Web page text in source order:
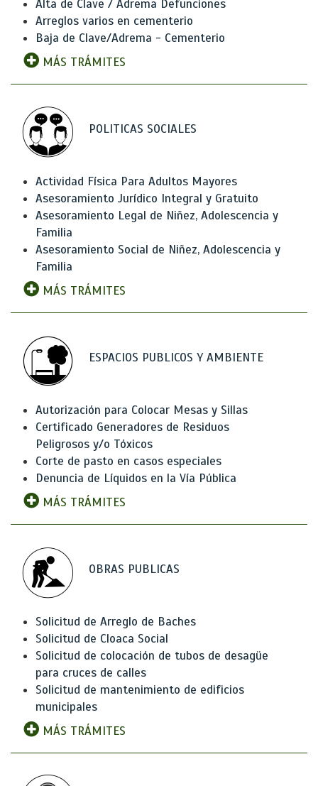
Alta de Clave / Adrema Defunciones
Arreglos varios en cementerio
Baja de Clave/Adrema - Cementerio
MÁS TRÁMITES
POLITICAS SOCIALES
Actividad Física Para Adultos Mayores
Asesoramiento Jurídico Integral y Gratuito
Asesoramiento Legal de Niñez, Adolescencia y
Familia
Asesoramiento Social de Niñez, Adolescencia y
Familia
MÁS TRÁMITES
ESPACIOS PUBLICOS Y AMBIENTE
Autorización para Colocar Mesas y Sillas
Certificado Generadores de Residuos
Peligrosos y/o Tóxicos
Corte de pasto en casos especiales
Denuncia de Líquidos en la Vía Pública
MÁS TRÁMITES
OBRAS PUBLICAS
Solicitud de Arreglo de Baches
Solicitud de Cloaca Social
Solicitud de colocación de tubos de desagüe
para cruces de calles
Solicitud de mantenimiento de edificios
municipales
MÁS TRÁMITES